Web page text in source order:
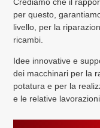
per questo,
livello, per la
ricambi.
Idee innovative e
dei macchinari per la
potatura e per la
e le relative lavorazioni.